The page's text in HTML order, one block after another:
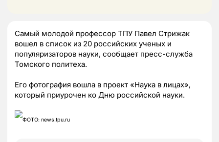
Самый молодой профессор ТПУ Павел Стрижак
вошел в список из 20 российских ученых и
популяризаторов науки, сообщает пресс-служба
Томского политеха.
Его фотография вошла в проект «Наука в лицах»,
который приурочен ко Дню российской науки.
ФОТО: news.tpu.ru